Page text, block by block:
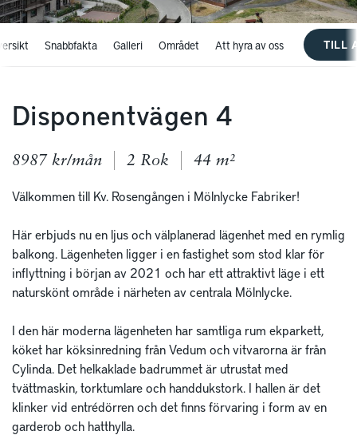
Snabbfakta Galleri Området Att hyra av oss TILL
Disponentvägen 4
8987 kr/mån 2 Rok 44 m²
Välkommen till Kv. Rosengången i Mölnlycke Fabriker!
Här erbjuds nu en ljus och välplanerad lägenhet med en rymlig
balkong. Lägenheten ligger i en fastighet som stod klar för
inflyttning i början av 2021 och har ett attraktivt läge i ett
naturskönt område i närheten av centrala Mölnlycke.
I den här moderna lägenheten har samtliga rum ekparkett,
köket har köksinredning från Vedum och vitvarorna är från
Cylinda. Det helkaklade badrummet är utrustat med
tvättmaskin, torktumlare och handdukstork. I hallen är det
klinker vid entrédörren och det finns förvaring i form av en
garderob och hatthylla.